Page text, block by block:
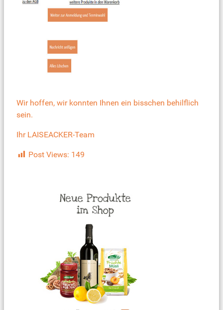
Wir hoffen, wir konnten Ihnen ein bisschen behilflich
sein.
Ihr LAISEACKER-Team
Post Views: 149